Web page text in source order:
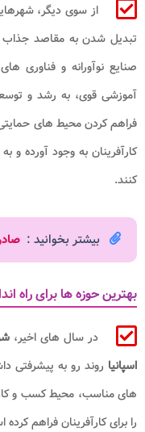
از سوی دیگر،
تبدیل شدن به مقاصد جذاب
صنایع نوآورانه و فناوری
آموزشی قوی، به رشد و
فراهم کردن محیط های
کارآفرینان به وجود آورده و
کنند.
بیشتر بخوانید :
بهترین حوزه ها برای راه
در سال های اخیر،
اسپانیا روند رو به پیشرفتی
های مناسب، محیط کسب و
را برای کارآفرینان فراهم